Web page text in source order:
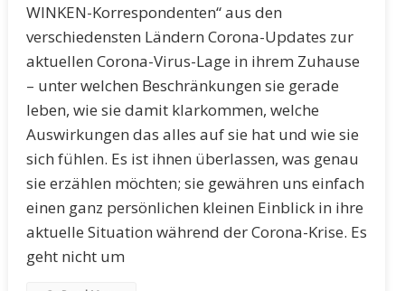
WINKEN-Korrespondenten“ aus den
verschiedensten Ländern Corona-Updates zur
aktuellen Corona-Virus-Lage in ihrem Zuhause
– unter welchen Beschränkungen sie gerade
leben, wie sie damit klarkommen, welche
Auswirkungen das alles auf sie hat und wie sie
sich fühlen. Es ist ihnen überlassen, was genau
sie erzählen möchten; sie gewähren uns einfach
einen ganz persönlichen kleinen Einblick in ihre
aktuelle Situation während der Corona-Krise. Es
geht nicht um